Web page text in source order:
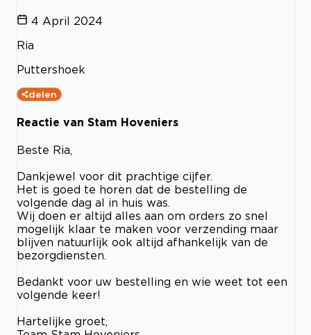
4 April 2024
Ria
Puttershoek
delen
Reactie van Stam Hoveniers
Beste Ria,
Dankjewel voor dit prachtige cijfer.
Het is goed te horen dat de bestelling de
volgende dag al in huis was.
Wij doen er altijd alles aan om orders zo snel
mogelijk klaar te maken voor verzending maar
blijven natuurlijk ook altijd afhankelijk van de
bezorgdiensten.
Bedankt voor uw bestelling en wie weet tot een
volgende keer!
Hartelijke groet,